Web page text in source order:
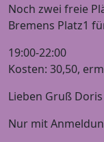
Noch zwei freie
Bremens Platz1
19:00-22:00
Kosten: 30,50,
Lieben Gruß
Nur mit